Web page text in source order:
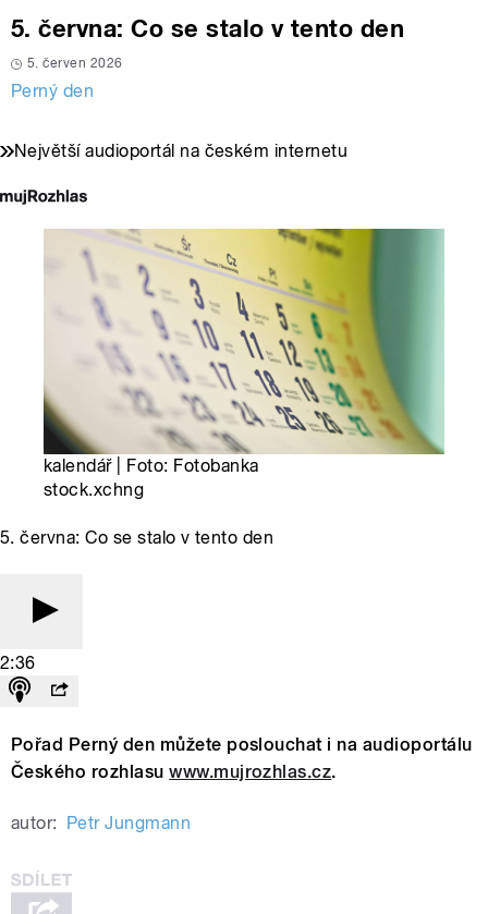
5. června: Co se stalo v tento den
5. červen 2026
Perný den
Největší audioportál na českém internetu
kalendář | Foto: Fotobanka
stock.xchng
5. června: Co se stalo v tento den
2:36
Pořad Perný den můžete poslouchat i na audioportálu
Českého rozhlasuwww.mujrozhlas.cz.
autor: Petr Jungmann